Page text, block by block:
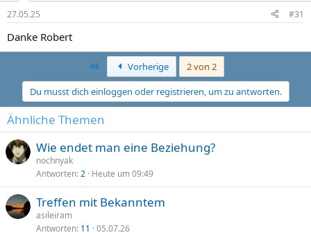
27.05.25 #31
Danke Robert
Vorherige
2 von 2
Du musst dich einloggen oder registrieren, um zu antworten.
Ähnliche Themen
Wie endet man eine Beziehung?
nochnyak
Antworten 2 Heute um 09:49
Treffen mit Bekanntem
asileiram
Antworten 11 05.07.26